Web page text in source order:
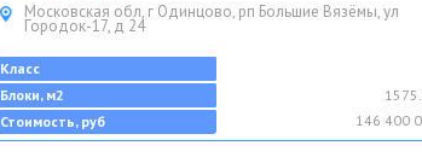
Московская обл, г Одинцово, рп Большие Вязёмы, ул
Городок-17, д 24
Класс
Блоки, м2
Стоимость, руб
146 400